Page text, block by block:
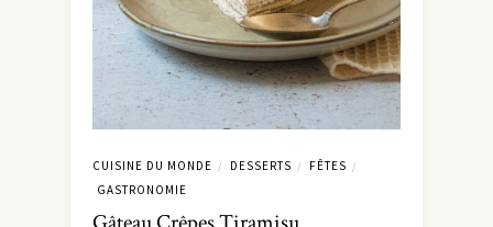
CUISINE DU MONDE / DESSERTS / FÊTES /
GASTRONOMIE